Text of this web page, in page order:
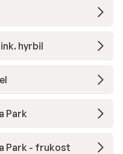
hyrbil
Park
Park - frukost